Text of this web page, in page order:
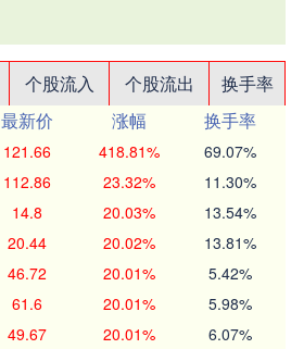
个股流入 个股流出
换手率
最新价 涨幅
换手率
121.66 418.81% 69.07%
112.86 23.32% 11.30%
14.8 20.03% 13.54%
20.44 20.02% 13.81%
46.72 20.01% 5.42%
61.6 20.01% 5.98%
49.67 20.01% 6.07%